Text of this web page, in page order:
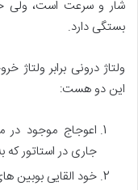
شار و سرعت است، ولی
بستگی دارد.
ولتاژ درونی برابر
این دو هست:
اعوجاج موجود در
جاری در استاتور
خود القایی بوبین